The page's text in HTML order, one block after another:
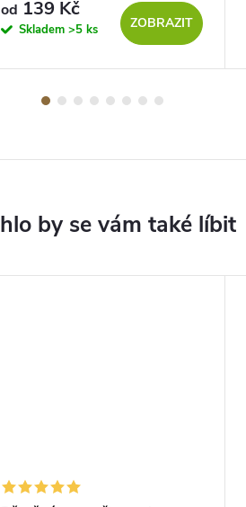
od 139 Kč
Skladem >5 ks ZOBRAZIT